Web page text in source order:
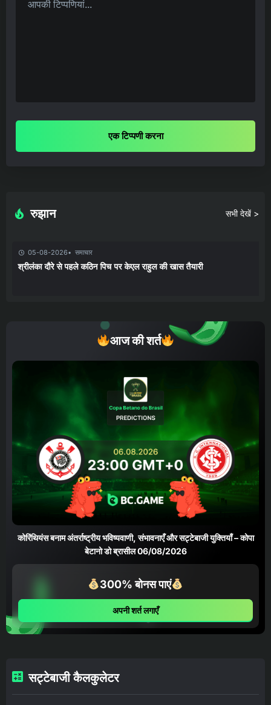
एक टिप्पणी करना
रुझान सभी देखें >
05-08-2026 समाचार
श्रीलंका दौरे से पहले कठिन पिच पर केएल राहुल की खास तैयारी
आज की शर्त
कोरिंथियंस बनाम अंतर्राष्ट्रीय भविष्यवाणी, संभावनाएँ और सट्टेबाजी युक्तियाँ – कोपा
बेटानो डो ब्रासील 06/08/2026
300% बोनस पाएं
अपनी शर्त लगाएँ
सट्टेबाजी कैलकुलेटर